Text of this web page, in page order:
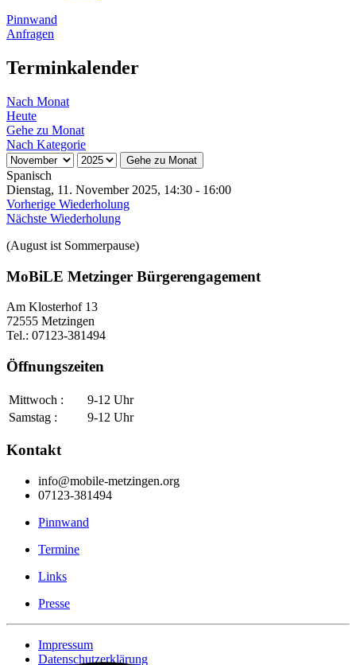
Pinnwand
Anfragen
Terminkalender
Nach Monat
Heute
Gehe zu Monat
Nach Kategorie
Gehe zu Monat
Spanisch
Dienstag, 11. November 2025, 14:30 - 16:00
Vorherige Wiederholung
Nächste Wiederholung
(August ist Sommerpause)
MoBiLE Metzinger Bürgerengagement
Am Klosterhof 13
72555 Metzingen
Tel.: 07123-381494
Öffnungszeiten
Mittwoch :
9-12 Uhr
Samstag :
9-12 Uhr
Kontakt
info@mobile-metzingen.org
07123-381494
Pinnwand
Termine
Links
Presse
Impressum
Datenschutzerklärung